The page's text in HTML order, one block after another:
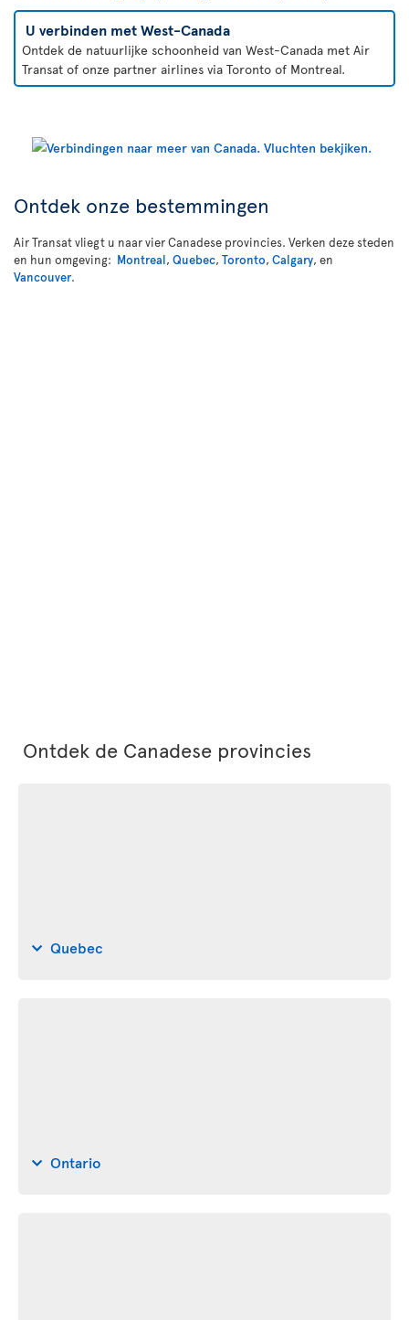
U verbinden met West-Canada
Ontdek de natuurlijke schoonheid van West-Canada met Air
Transat of onze partner airlines via Toronto of Montreal.
Ontdek onze bestemmingen
Air Transat vliegt u naar vier Canadese provincies. Verken deze steden
en hun omgeving: Montreal, Quebec, Toronto, Calgary, en
Vancouver.
Ontdek de Canadese provincies
Quebec
Ontario